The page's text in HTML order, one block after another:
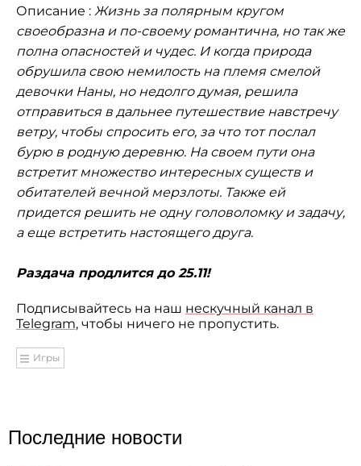
Описание : Жизнь за полярным кругом
своеобразна и по-своему романтична, но так же
полна опасностей и чудес. И когда природа
обрушила свою немилость на племя смелой
девочки Наны, но недолго думая, решила
отправиться в дальнее путешествие навстречу
ветру, чтобы спросить его, за что тот послал
бурю в родную деревню. На своем пути она
встретит множество интересных существ и
обитателей вечной мерзлоты. Также ей
придется решить не одну головоломку и задачу,
а еще встретить настоящего друга.
Раздача продлится до 25.11!
Подписывайтесь на наш нескучный канал в
Telegram, чтобы ничего не пропустить.
Игры
Последние новости